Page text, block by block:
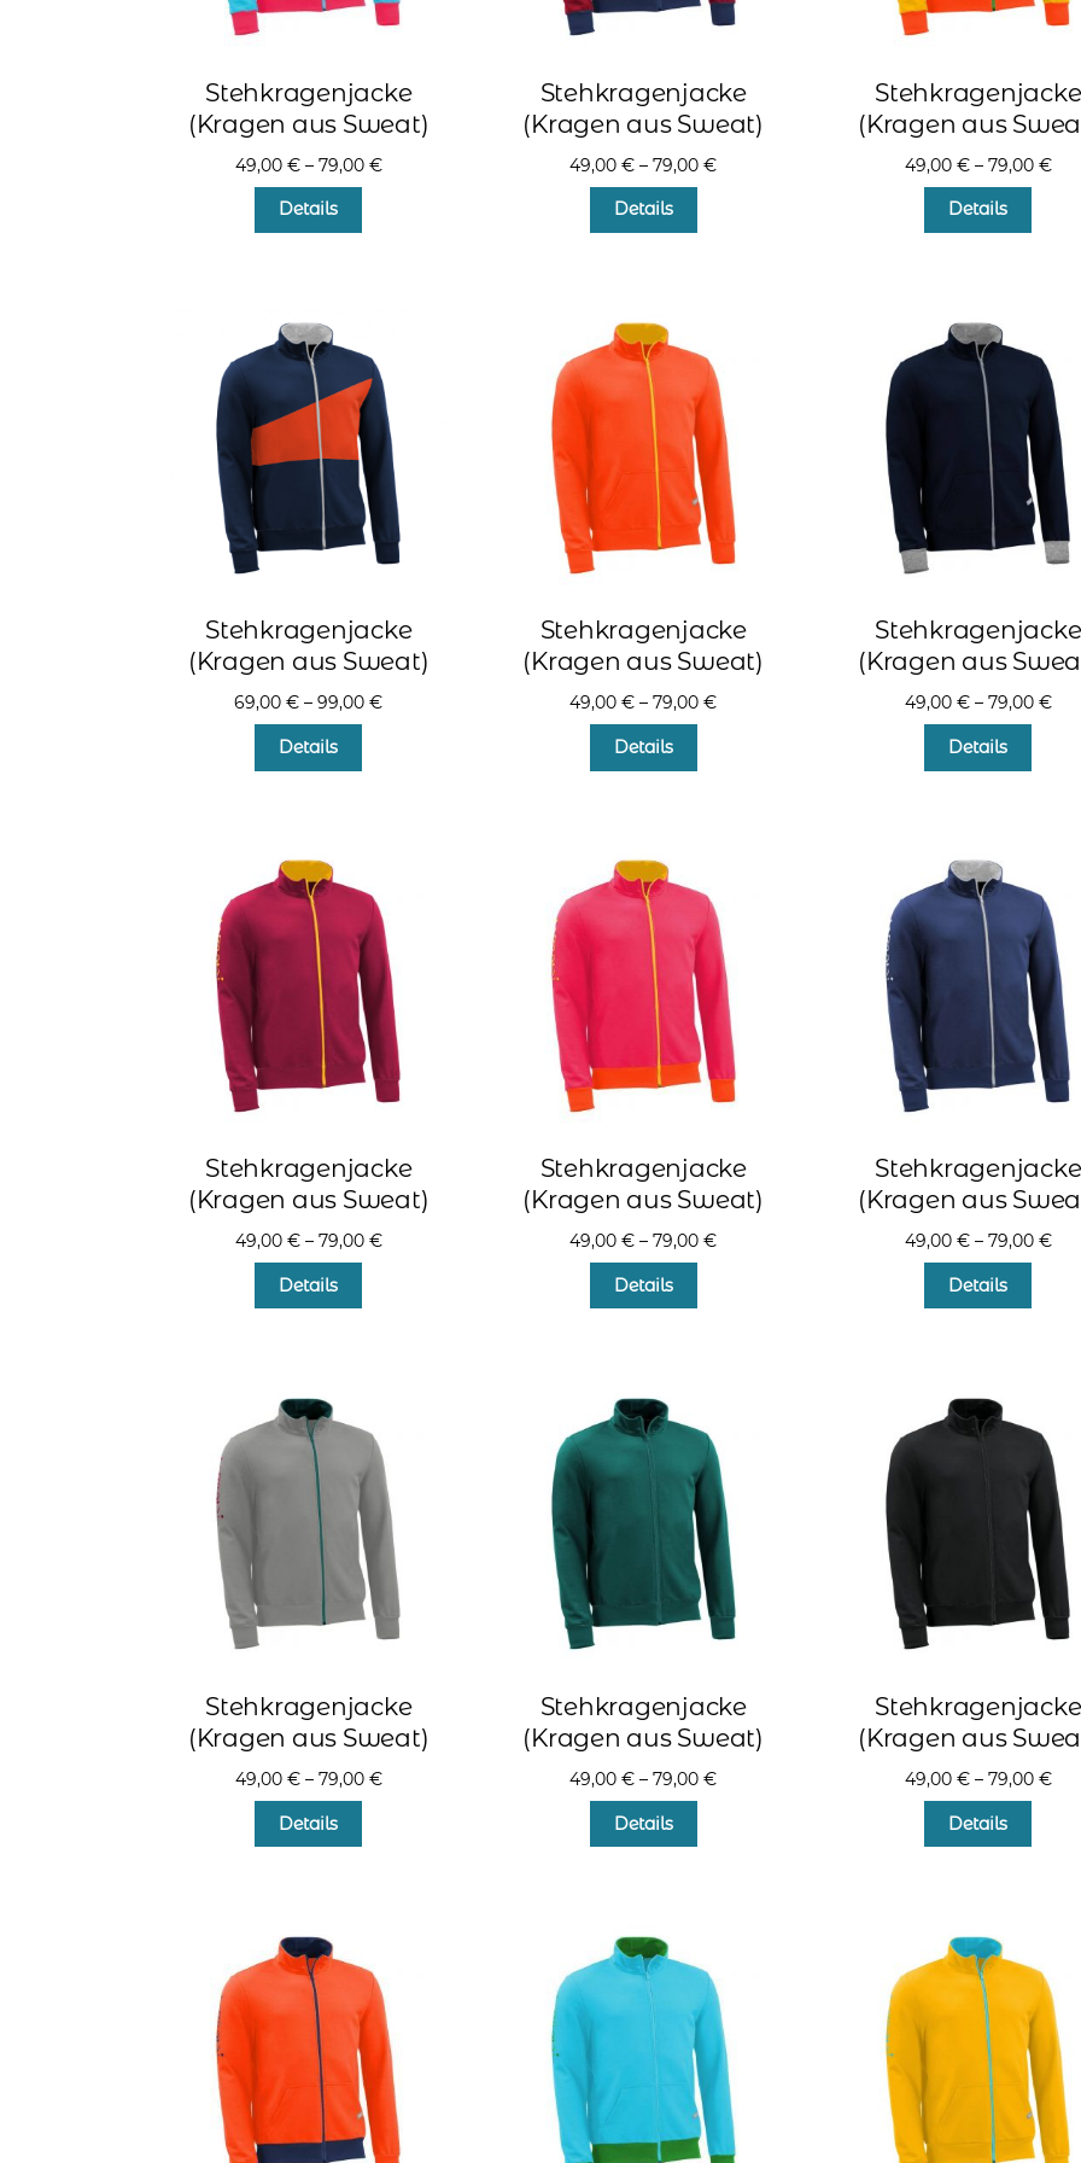
Stehkragenjacke
(Kragen aus Sweat)
49,00 €– 79,00 €
Details
Die
Optionen
können
auf
der
Produktseite
gewählt
werden
Stehkragenjacke
(Kragen aus Sweat)
49,00€ –79,00€
Details
Die
Optionen
können
auf
der
Produktseite
gewählt
werden
Stehkragenjacke
(Kragen aus
49,00 €– 79,00 €
Details
Die
auf
der
Stehkragenjacke
(Kragen aus Sweat)
69,00€ –99,00€
Details
Die
Optionen
können
auf
der
Produktseite
gewählt
werden
Stehkragenjacke
(Kragen aus Sweat)
49,00€ –79,00€
Details
Die
Optionen
können
auf
der
Produktseite
gewählt
werden
Stehkragenjacke
(Kragen aus
49,00 €– 79,00 €
Details
Die
auf
der
Stehkragenjacke
(Kragen aus Sweat)
49,00 €– 79,00 €
Details
Die
Optionen
können
auf
der
Produktseite
gewählt
werden
Stehkragenjacke
(Kragen aus Sweat)
49,00€ –79,00€
Details
Die
Optionen
können
auf
der
Produktseite
gewählt
werden
Stehkragenjacke
(Kragen aus
49,00 €– 79,00 €
Details
Die
auf
der
Stehkragenjacke
(Kragen aus Sweat)
49,00 €– 79,00 €
Details
Die
Optionen
können
auf
der
Produktseite
gewählt
werden
Stehkragenjacke
(Kragen aus Sweat)
49,00€ –79,00€
Details
Die
Optionen
können
auf
der
Produktseite
gewählt
werden
Stehkragenjacke
(Kragen aus
49,00 €– 79,00 €
Details
Die
auf
der